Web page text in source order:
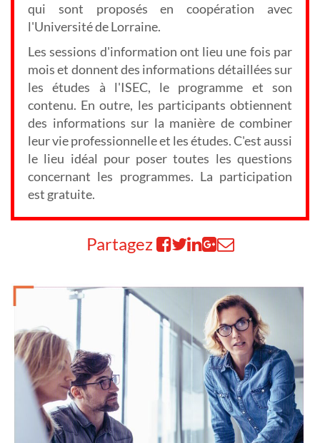
qui sont proposés en coopération avec
l'Université de Lorraine.
Les sessions d'information ont lieu une fois par
mois et donnent des informations détaillées sur
les études à l'ISEC, le programme et son
contenu. En outre, les participants obtiennent
des informations sur la manière de combiner
leur vie professionnelle et les études. C'est aussi
le lieu idéal pour poser toutes les questions
concernant les programmes. La participation
est gratuite.
Partagez